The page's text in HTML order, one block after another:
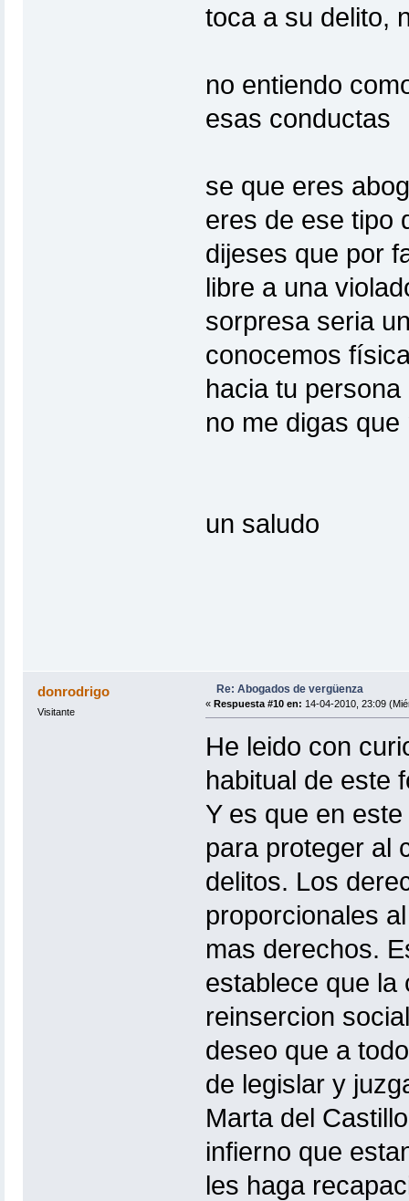
toca a su delito,
no entiendo
esas conductas
se que eres
eres de ese tipo
dijeses que por
libre a una
sorpresa seria
conocemos
hacia tu
no me digas
un saludo
donrodrigo
Visitante
Re: Abogados de vergüenza
« Respuesta #10 en: 14-04-2010, 23:09
He leido con
habitual de este
Y es que en
para proteger al
delitos. Los
proporcionales
mas derechos.
establece que la
reinsercion
deseo que a
de legislar y
Marta del
infierno que
les haga